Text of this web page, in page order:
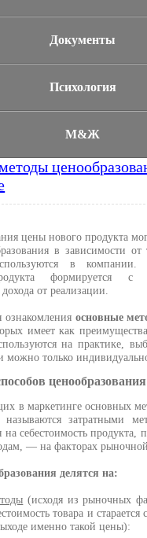
Документы
Психология
М&Ж
цены нового продукта
в зависимости
в
формируется с
от реализации.
ознакомления основные
имеет как
на практике,
можно только
ценообразования
в маркетинге основных
затратными
на себестоимость продукта,
— на факторах рыночной
делятся на:
(исходя из рыночных
товара и
именно такой цены):